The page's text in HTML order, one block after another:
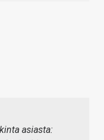
asiasta: